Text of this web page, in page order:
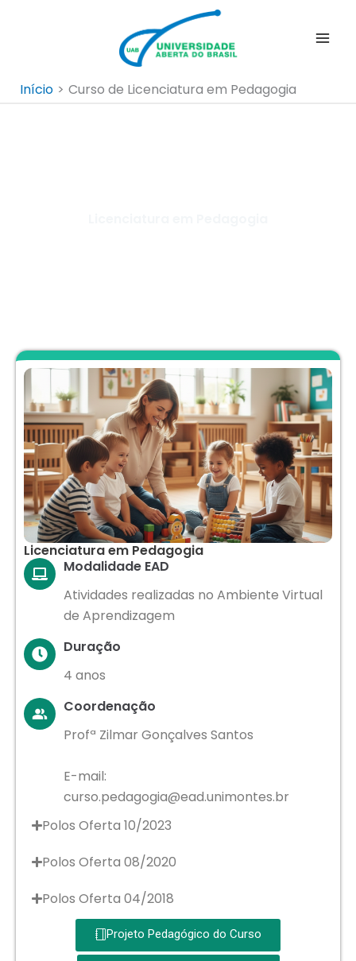
Início
Curso de Licenciatura em Pedagogia
Licenciatura em Pedagogia
Modalidade EAD
Atividades realizadas no Ambiente Virtual
de Aprendizagem
Duração
4 anos
Coordenação
Profª Zilmar Gonçalves Santos
E-mail:
curso.pedagogia@ead.unimontes.br
Polos Oferta 10/2023
Polos Oferta 08/2020
Polos Oferta 04/2018
Projeto Pedagógico do Curso